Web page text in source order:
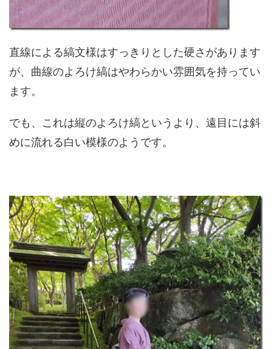
直線による縞文様はすっきりとした硬さがあります
が、曲線のよろけ縞はやわらかい雰囲気を持ってい
ます。
でも、これは縦のよろけ縞というより、遠目には斜
めに流れる白い模様のようです。